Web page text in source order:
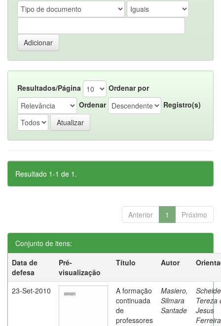
Resultados/Página
Ordenar por
Ordenar
Registro(s)
Resultado 1-1 de 1.
Anterior 1 Próximo
Conjunto de itens:
Data de
defesa
Pré-
visualização
Título Autor
23-Set-2010
A formação
continuada
de
professores
Masiero,
Silmara
Santade
Tereza
Jesus
Ferreira